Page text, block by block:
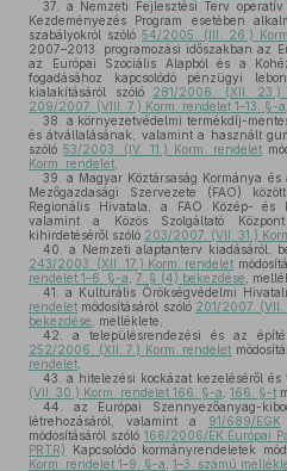
37.
a Nemzeti Fejlesztési Terv
Kezdeményezés Program esetében
szabályokról szóló 54/2005. (III. 26.)
2007–2013. programozási időszakban az
az Európai Szociális Alapból és a
fogadásához kapcsolódó pénzügyi
kialakításáról szóló 281/2006. (XII. 23.)
209/2007. (VIII. 7.) Korm. rendelet 1–13. §-a
38.
a környezetvédelmi termékdíj-
és átvállalásának, valamint a használt
szóló53/2003. (IV. 11.) Korm. rendelet
Korm. rendelet
39.
a Magyar Köztársaság Kormánya
Mezőgazdasági Szervezete (FAO)
Regionális Hivatala, a FAO Közép- és
valamint a Közös Szolgáltató
kihirdetéséről szóló 203/2007. (VII. 31.)
40.
a Nemzeti alaptanterv kiadásáról,
243/2003. (XII. 17.) Korm. rendelet
rendelet 1–6. §-a 7. § (4) bekezdése ,
41.
a Kulturális Örökségvédelmi
rendelet módosításáról szóló 201/2007. (VII.
bekezdése , melléklete,
42.
a településrendezési és az
252/2006. (XII. 7.) Korm. rendelet
rendelet
43.
a hitelezési kockázat kezeléséről és
(VII. 30.) Korm. rendelet 166. §-a 166. §-t
44.
az Európai Szennyezőanyag-
létrehozásáról, valamint a
91/689/EGK
módosításáról szóló 166/2006/EK Európai
PRTR) Kapcsolódó kormányrendeletek
Korm. rendelet 1–9. §-a 1–3. számú